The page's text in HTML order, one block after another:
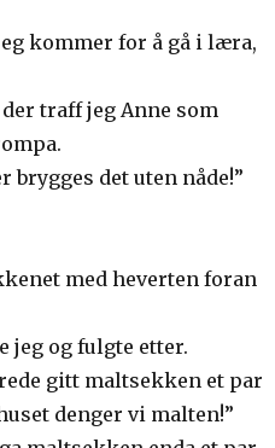
kommer for å gå i læra,
traff jeg Anne som
brygges det uten nåde!”
med heverten foran
jeg og fulgte etter.
gitt maltsekken et par
denger vi malten!”